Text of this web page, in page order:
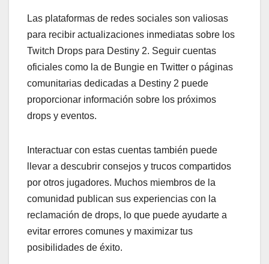
Las plataformas de redes sociales son valiosas
para recibir actualizaciones inmediatas sobre los
Twitch Drops para Destiny 2. Seguir cuentas
oficiales como la de Bungie en Twitter o páginas
comunitarias dedicadas a Destiny 2 puede
proporcionar información sobre los próximos
drops y eventos.
Interactuar con estas cuentas también puede
llevar a descubrir consejos y trucos compartidos
por otros jugadores. Muchos miembros de la
comunidad publican sus experiencias con la
reclamación de drops, lo que puede ayudarte a
evitar errores comunes y maximizar tus
posibilidades de éxito.